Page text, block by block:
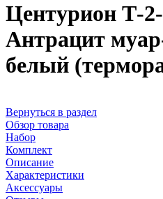
Центурион Т-
Антрацит
белый
Вернуться в раздел
Обзор товара
Набор
Комплект
Описание
Характеристики
Аксессуары